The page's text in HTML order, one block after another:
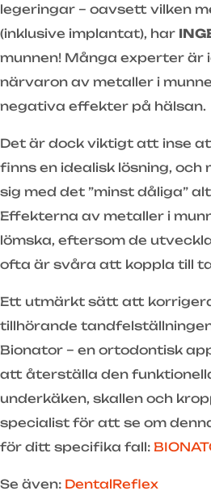
legeringar – oavsett vilken
(inklusive implantat), har
munnen! Många experter är
närvaron av metaller i
negativa effekter på hälsan.
Det är dock viktigt att inse
finns en idealisk lösning, och
sig med det ”minst dåliga”
Effekterna av metaller i
lömska, eftersom de
ofta är svåra att koppla till
Ett utmärkt sätt att
tillhörande
Bionator – en ortodontisk
att återställa den
underkäken, skallen och
specialist för att se om
för ditt specifika fall:
Se även: DentalReflex